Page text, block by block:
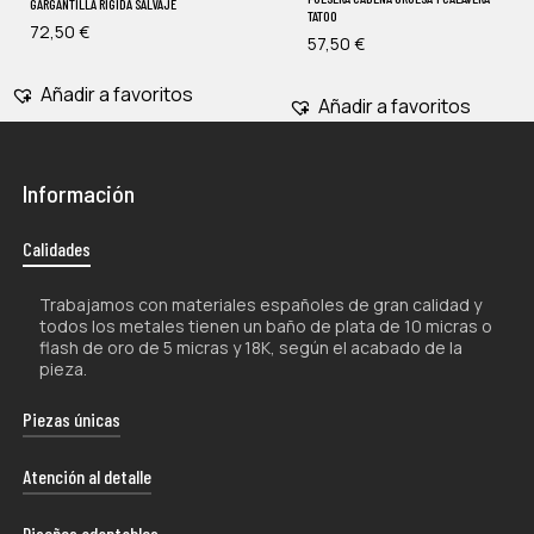
GARGANTILLA RIGIDA SALVAJE
72,50 €
Añadir a favoritos
TATOO
57,50 €
Añadir a favoritos
Información
Calidades
Trabajamos con materiales españoles de gran calidad y
todos los metales tienen un baño de plata de 10 micras o
flash de oro de 5 micras y 18K, según el acabado de la
pieza.
Piezas únicas
La naturaleza artesanal de nuestros productos los hace
únicos por lo que, tanto su forma como su color, pueden
Atención al detalle